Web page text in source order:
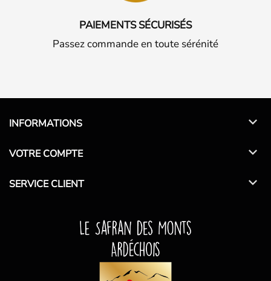
PAIEMENTS SÉCURISÉS
Passez commande en toute sérénité
INFORMATIONS 
VOTRE COMPTE 
SERVICE CLIENT 